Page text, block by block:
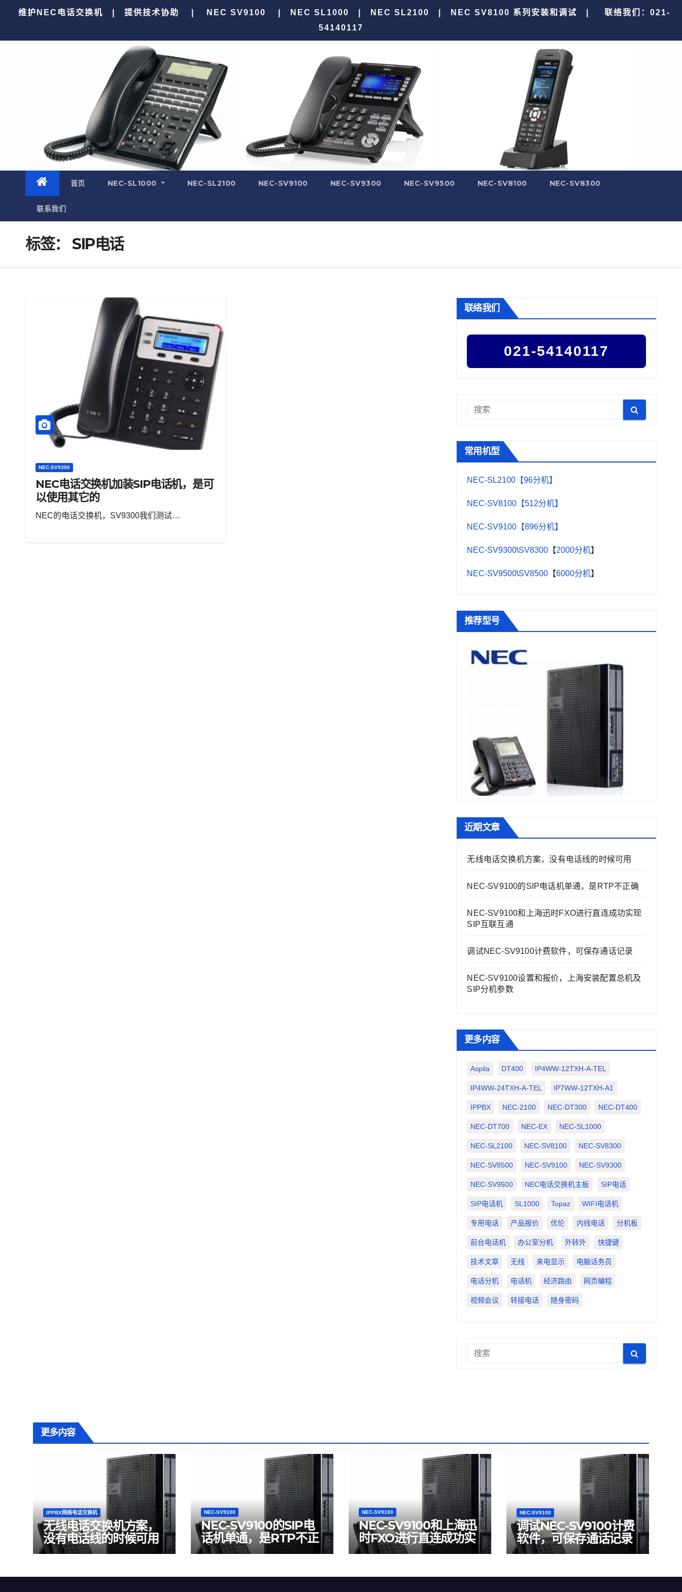
维护NEC电话交换机 | 提供技术协助 | NEC SV9100 | NEC SL1000 | NEC SL2100 | NEC SV8100 系列安装和调试 |
联络我们：021-
54140117
首页 NEC-SL1000 NEC-SL2100 NEC-SV9100 NEC-SV9300 NEC-SV9500 NEC-SV8100 NEC-SV8300
联系我们
标签： SIP电话
NEC-SV9300
NEC电话交换机加装SIP电话机，是可
以使用其它的
NEC的电话交换机，SV9300我们测试…
联络我们
021-54140117
常用机型
NEC-SL2100【96分机】
NEC-SV8100【512分机】
NEC-SV9100【896分机】
NEC-SV9300\SV8300 【2000分机】
NEC-SV9500\SV8500 【6000分机】
推荐型号
近期文章
无线电话交换机方案，没有电话线的时候可用
NEC-SV9100的SIP电话机单通，是RTP不正确
NEC-SV9100和上海迅时FXO进行直连成功实现
SIP互联互通
调试NEC-SV9100计费软件，可保存通话记录
NEC-SV9100设置和报价，上海安装配置总机及
SIP分机参数
更多内容
Aspila DT400 IP4WW-12TXH-A-TEL
IP4WW-24TXH-A-TEL IP7WW-12TXH-A1
IPPBX NEC-2100 NEC-DT300 NEC-DT400
NEC-DT700 NEC-EX NEC-SL1000
NEC-SL2100 NEC-SV8100 NEC-SV8300
NEC-SV8500 NEC-SV9100 NEC-SV9300
NEC-SV9500 NEC电话交换机主板 SIP电话
SIP电话机 SL1000 Topaz WIFI电话机
专用电话 产品报价 优伦 内线电话 分机板
前台电话机 办公室分机 外转外 快捷键
技术文章 无线 来电显示 电脑话务员
电话分机 电话机 经济路由 网页编程
视频会议 转接电话 随身密码
更多内容
IPPBX网络电话交换机
无线电话交换机方案，
没有电话线的时候可用
NEC-SV9100
NEC-SV9100的SIP电
话机单通，是RTP不正
确
NEC-SV9100
NEC-SV9100和上海迅
时FXO进行直连成功实
现SIP互联互通
NEC-SV9100
调试NEC-SV9100计费
软件，可保存通话记录